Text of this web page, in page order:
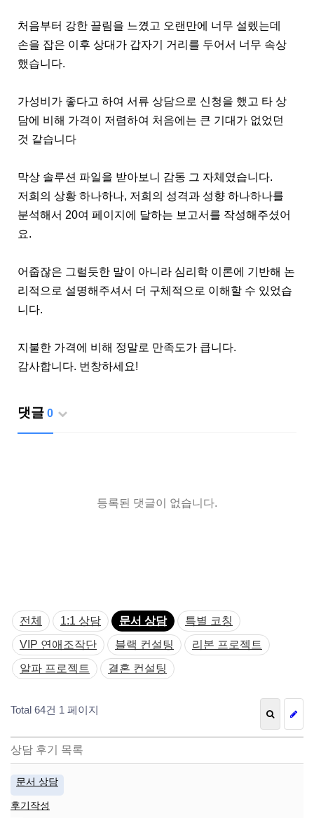
처음부터 강한 끌림을 느꼈고 오랜만에 너무 설렜는데
손을 잡은 이후 상대가 갑자기 거리를 두어서 너무 속상
했습니다.
가성비가 좋다고 하여 서류 상담으로 신청을 했고 타 상
담에 비해 가격이 저렴하여 처음에는 큰 기대가 없었던
것 같습니다
막상 솔루션 파일을 받아보니 감동 그 자체였습니다.
저희의 상황 하나하나, 저희의 성격과 성향 하나하나를
분석해서 20여 페이지에 달하는 보고서를 작성해주셨어
요.
어줍잖은 그럴듯한 말이 아니라 심리학 이론에 기반해 논
리적으로 설명해주셔서 더 구체적으로 이해할 수 있었습
니다.
지불한 가격에 비해 정말로 만족도가 큽니다.
감사합니다. 번창하세요!
댓글 0
등록된 댓글이 없습니다.
전체 1:1 상담 문서 상담
특별 코칭
VIP 연애조작단
블랙 컨설팅
리본 프로젝트
알파 프로젝트
결혼 컨설팅
Total 64건 1 페이지
상담 후기 목록
문서 상담
후기작성